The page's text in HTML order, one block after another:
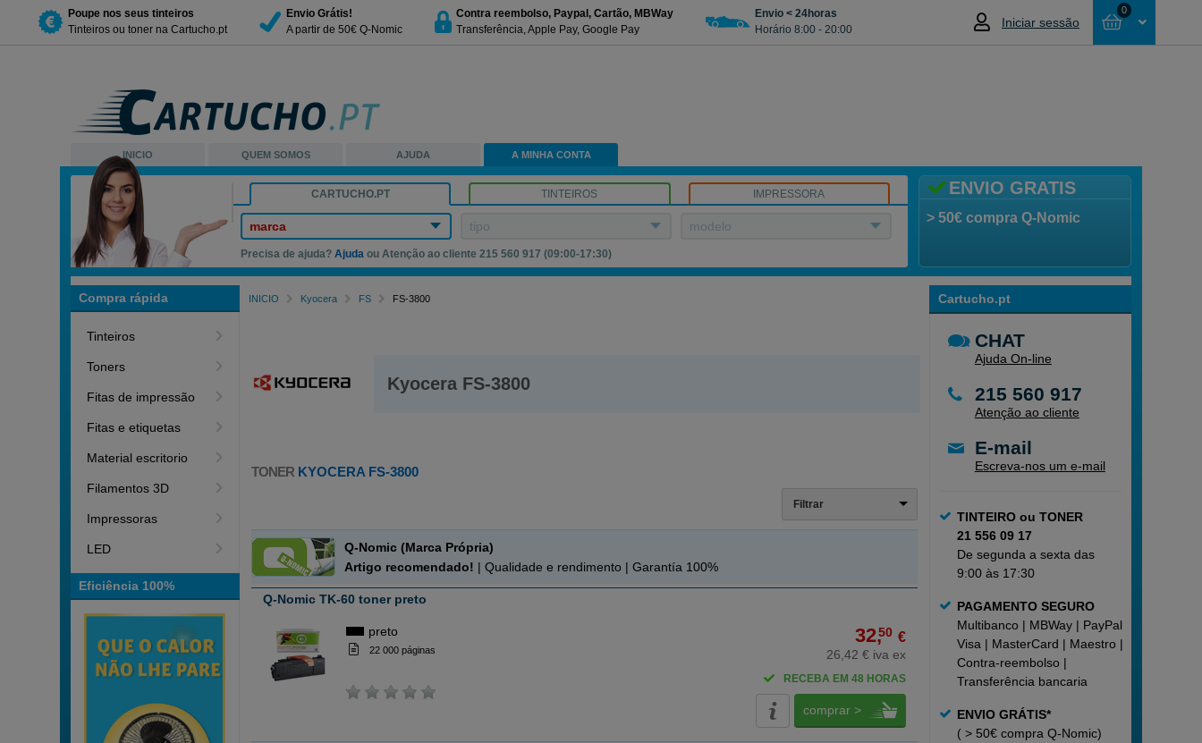
Poupe nos seus tinteiros
Tinteiros ou toner na Cartucho.pt
Envio Grátis!
A partir de 50€ Q-Nomic
Contra reembolso, Paypal, Cartão, MBWay
Transferência, Apple Pay, Google Pay
Envio < 24horas
Horário 8:00 - 20:00
Iniciar sessão
0
INICIO QUEM SOMOS AJUDA A MINHA CONTA
ENVIO GRATIS
> 50€ compra Q-Nomic
CARTUCHO.PT TINTEIROS IMPRESSORA
marca tipo modelo
Precisa de ajuda?Ajuda ou Atenção ao cliente 215 560 917 (09:00-17:30)
Compra rápida
Tinteiros
Toners
Fitas de impressão
Fitas e etiquetas
Material escritorio
Filamentos 3D
Impressoras
LED
Eficiência 100%
Cartucho.pt
CHAT
Ajuda On-line
215 560 917
Atenção ao cliente
E-mail
Escreva-nos um e-mail
TINTEIRO ou TONER
21 556 09 17
De segunda a sexta das
9:00 às 17:30
PAGAMENTO SEGURO
Multibanco | MBWay | PayPal |
Visa | MasterCard | Maestro |
Contra-reembolso |
Transferência bancaria
ENVIO GRÁTIS*
( > 50€ compra Q-Nomic)
INICIO Kyocera FS FS-3800
Kyocera FS-3800
TONER KYOCERA FS-3800
Filtrar
Q-Nomic (Marca Própria)
Artigo recomendado! | Qualidade e rendimento | Garantía 100%
Q-Nomic TK-60 toner preto
preto
22 000 páginas
32,50 €
26,42 € iva ex
RECEBA EM 48 HORAS
comprar >